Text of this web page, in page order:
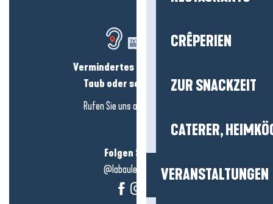
CRÊPERIEN
ZUR SNACKZEIT
CATERER,
VERANSTALTUNGEN
Vermindertes Hörvermögen?
Taub oder schwerhörig?
Rufen Sie uns an in
Folgen Sie uns!
@labauleguérande